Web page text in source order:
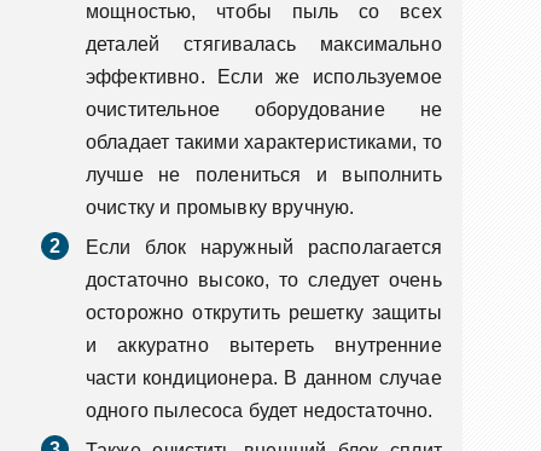
мощностью, чтобы пыль со всех
деталей стягивалась максимально
эффективно. Если же используемое
очистительное оборудование не
обладает такими характеристиками, то
лучше не полениться и выполнить
очистку и промывку вручную.
Если блок наружный располагается
достаточно высоко, то следует очень
осторожно открутить решетку защиты
и аккуратно вытереть внутренние
части кондиционера. В данном случае
одного пылесоса будет недостаточно.